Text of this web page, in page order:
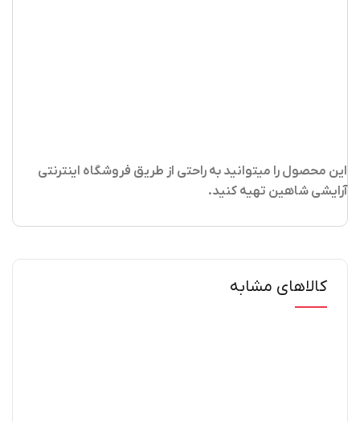
این محصول را میتوانید به راحتی از طریق فروشگاه اینترنتی
آرایشی شاهین تهیه کنید.
کالاهای مشابه